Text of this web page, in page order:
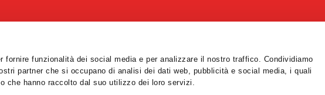
funzionalità dei social media e per analizzare il nostro traffico. Condividiamo
partner che si occupano di analisi dei dati web, pubblicità e social media, i quali
che hanno raccolto dal suo utilizzo dei loro servizi.